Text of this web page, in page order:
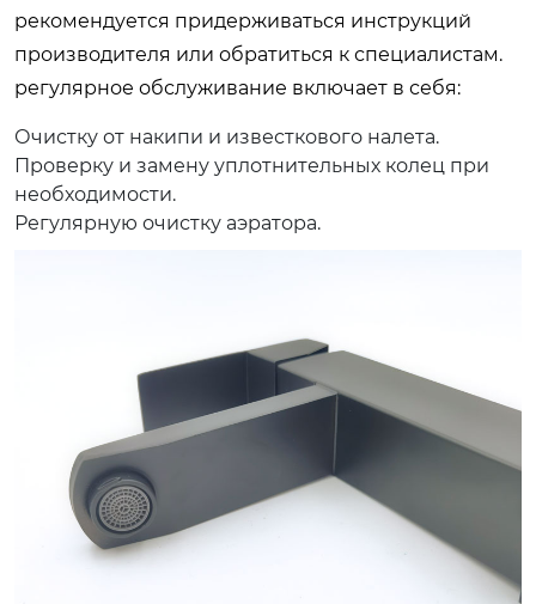
рекомендуется придерживаться инструкций
производителя или обратиться к специалистам.
регулярное обслуживание включает в себя:
Очистку от накипи и известкового налета.
Проверку и замену уплотнительных колец при
необходимости.
Регулярную очистку аэратора.